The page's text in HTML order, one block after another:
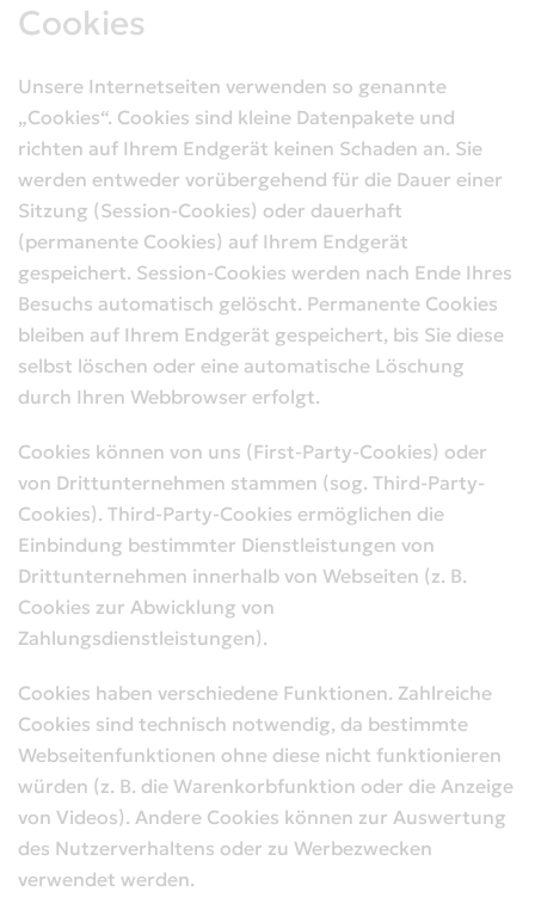
Cookies
Unsere Internetseiten verwenden so genannte
„Cookies“. Cookies sind kleine Datenpakete und
richten auf Ihrem Endgerät keinen Schaden an. Sie
werden entweder vorübergehend für die Dauer einer
Sitzung (Session-Cookies) oder dauerhaft
(permanente Cookies) auf Ihrem Endgerät
gespeichert. Session-Cookies werden nach Ende Ihres
Besuchs automatisch gelöscht. Permanente Cookies
bleiben auf Ihrem Endgerät gespeichert, bis Sie diese
selbst löschen oder eine automatische Löschung
durch Ihren Webbrowser erfolgt.
Cookies können von uns (First-Party-Cookies) oder
von Drittunternehmen stammen (sog. Third-Party-
Cookies). Third-Party-Cookies ermöglichen die
Einbindung bestimmter Dienstleistungen von
Drittunternehmen innerhalb von Webseiten (z. B.
Cookies zur Abwicklung von
Zahlungsdienstleistungen).
Cookies haben verschiedene Funktionen. Zahlreiche
Cookies sind technisch notwendig, da bestimmte
Webseitenfunktionen ohne diese nicht funktionieren
würden (z. B. die Warenkorbfunktion oder die Anzeige
von Videos). Andere Cookies können zur Auswertung
des Nutzerverhaltens oder zu Werbezwecken
verwendet werden.